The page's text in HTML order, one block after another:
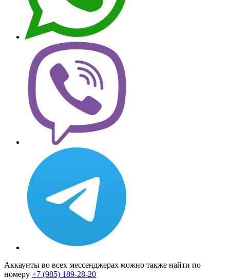
Аккаунты во всех мессенджерах можно также найти по
номеру +7 (985) 189-28-20